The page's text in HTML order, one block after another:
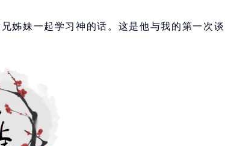
姊妹一起学习神的话。这是他与我的第一次谈